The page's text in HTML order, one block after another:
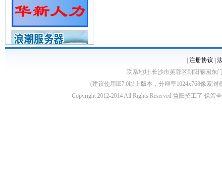
注册协议
联系地址:长沙市芙蓉区朝阳丽园东
(建议使用IE7.0以上版本，分辩率1024x768像素
Copyright 2012-2014 All Rights Reserved 益阳招工了 保